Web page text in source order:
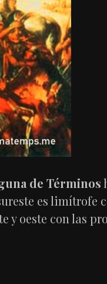
de Términos
es
y oeste con las